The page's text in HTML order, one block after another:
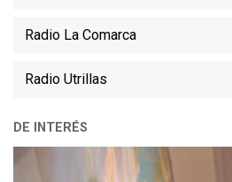
Radio La Comarca
Radio Utrillas
DE INTERÉS